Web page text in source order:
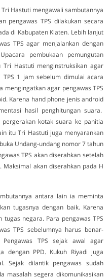
Hastuti mengawali sambutannya
pengawas TPS dilakukan secara
di Kabupaten Klaten. Lebih lanjut
TPS agar menjalankan dengan
pembukaan pemungutan
Hastuti menginstruksikan agar
1 jam sebelum dimulai acara
mengingatkan agar pengawas TPS
Karena hand phone jenis android
hasil penghitungan suara.
kotak suara ke panitia
itu Tri Hastuti juga menyarankan
Undang-undang nomor 7 tahun
TPS akan diserahkan setelah
Maksimal akan diserahkan pada H
antara lain ia meminta
tugasnya dengan baik. Karena
negara. Para pengawas TPS
TPS sebelumnya harus benar-
TPS sejak awal agar
dengan PPD. Kukuh Riyadi juga
Sejak dilantik pengawas sudah
masalah segera dikomunikasikan